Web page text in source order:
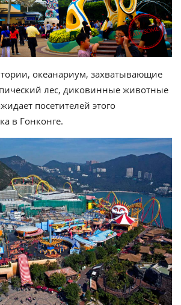
океанариум, захватывающие
лес, диковинные животные
посетителей этого
в Гонконге.